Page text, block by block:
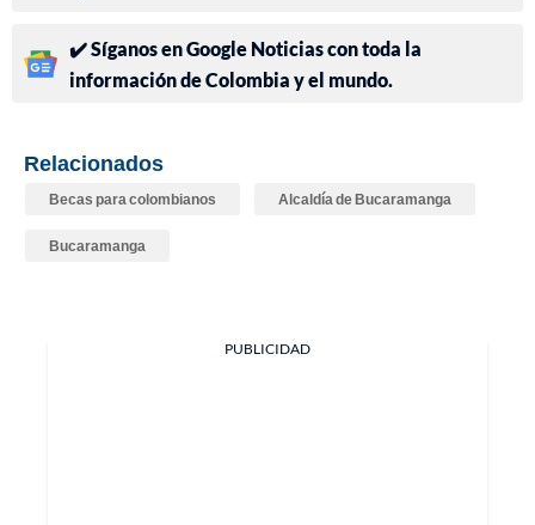
✔️ Síganos en Google Noticias con toda la
información de Colombia y el mundo.
Relacionados
Becas para colombianos Alcaldía de Bucaramanga
Bucaramanga
PUBLICIDAD